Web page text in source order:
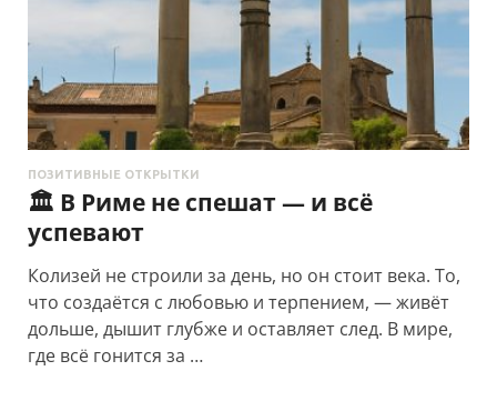
ПОЗИТИВНЫЕ ОТКРЫТКИ
🏛️ В Риме не спешат — и всё
успевают
Колизей не строили за день, но он стоит века. То,
что создаётся с любовью и терпением, — живёт
дольше, дышит глубже и оставляет след. В мире,
где всё гонится за …